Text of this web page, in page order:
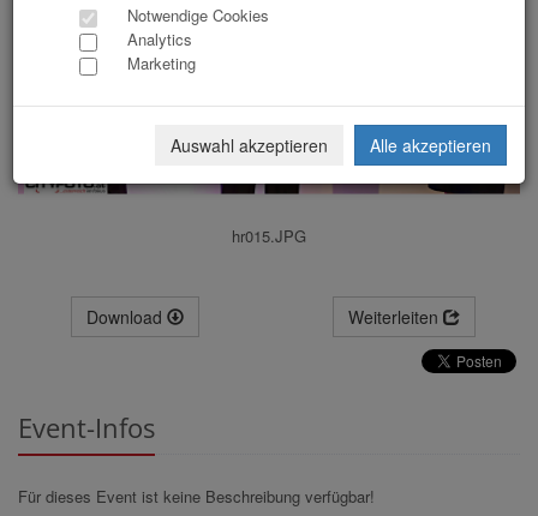
hr015.JPG
Download Weiterleiten
Event-Infos
Für dieses Event ist keine Beschreibung verfügbar!
Notwendige Cookies
Analytics
Marketing
Auswahl akzeptieren Alle akzeptieren